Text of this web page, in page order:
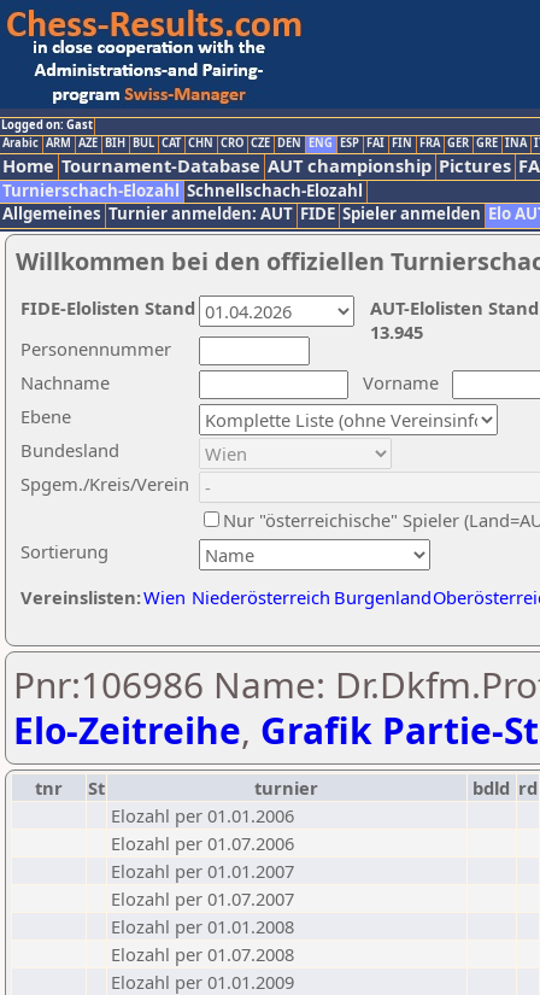
Logged on: Gast
Arabic ARM AZE BIH BUL CAT CHN CRO CZE DEN ENG ESP FAI FIN FRA GER GRE INA
Home Tournament-Database AUT championship Pictures
Turnierschach-Elozahl Schnellschach-Elozahl
Allgemeines Turnier anmelden: AUT FIDE Spieler anmelden Elo
Willkommen bei den offiziellen
Nachname
Vorname
Ebene
Sortierung
Personennummer
Bundesland
Spgem./Kreis/Verein
Nur "österreichische" Spieler
Vereinslisten:Wien Niederösterreich Burgenland
AUT-Elolisten
13.945
FIDE-Elolisten Stand
Pnr:106986 Name:
Elo-Zeitreihe, Grafik Partie-
tnr St turnier bdld rd
Elozahl per 01.01.2006
Elozahl per 01.07.2006
Elozahl per 01.01.2007
Elozahl per 01.07.2007
Elozahl per 01.01.2008
Elozahl per 01.07.2008
Elozahl per 01.01.2009